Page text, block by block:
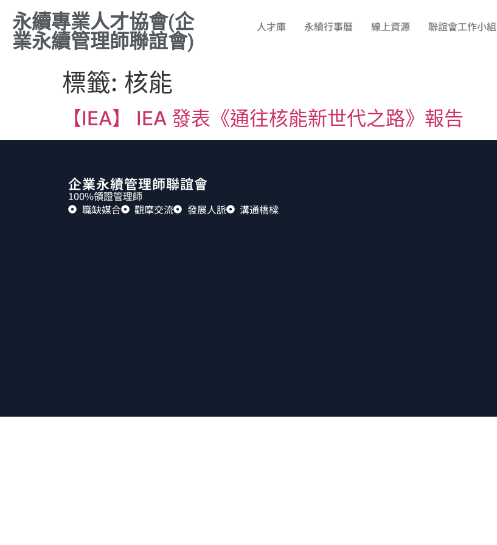
永續專業人才協會(企
業永續管理師聯誼會)
人才庫 永續行事曆 線上資源 聯誼會工作小組
標籤: 核能
【IEA】 IEA 發表《通往核能新世代之路》報告
企業永續管理師聯誼會
100%領證管理師
職缺媒合
觀摩交流 發展人脈 溝通橋樑